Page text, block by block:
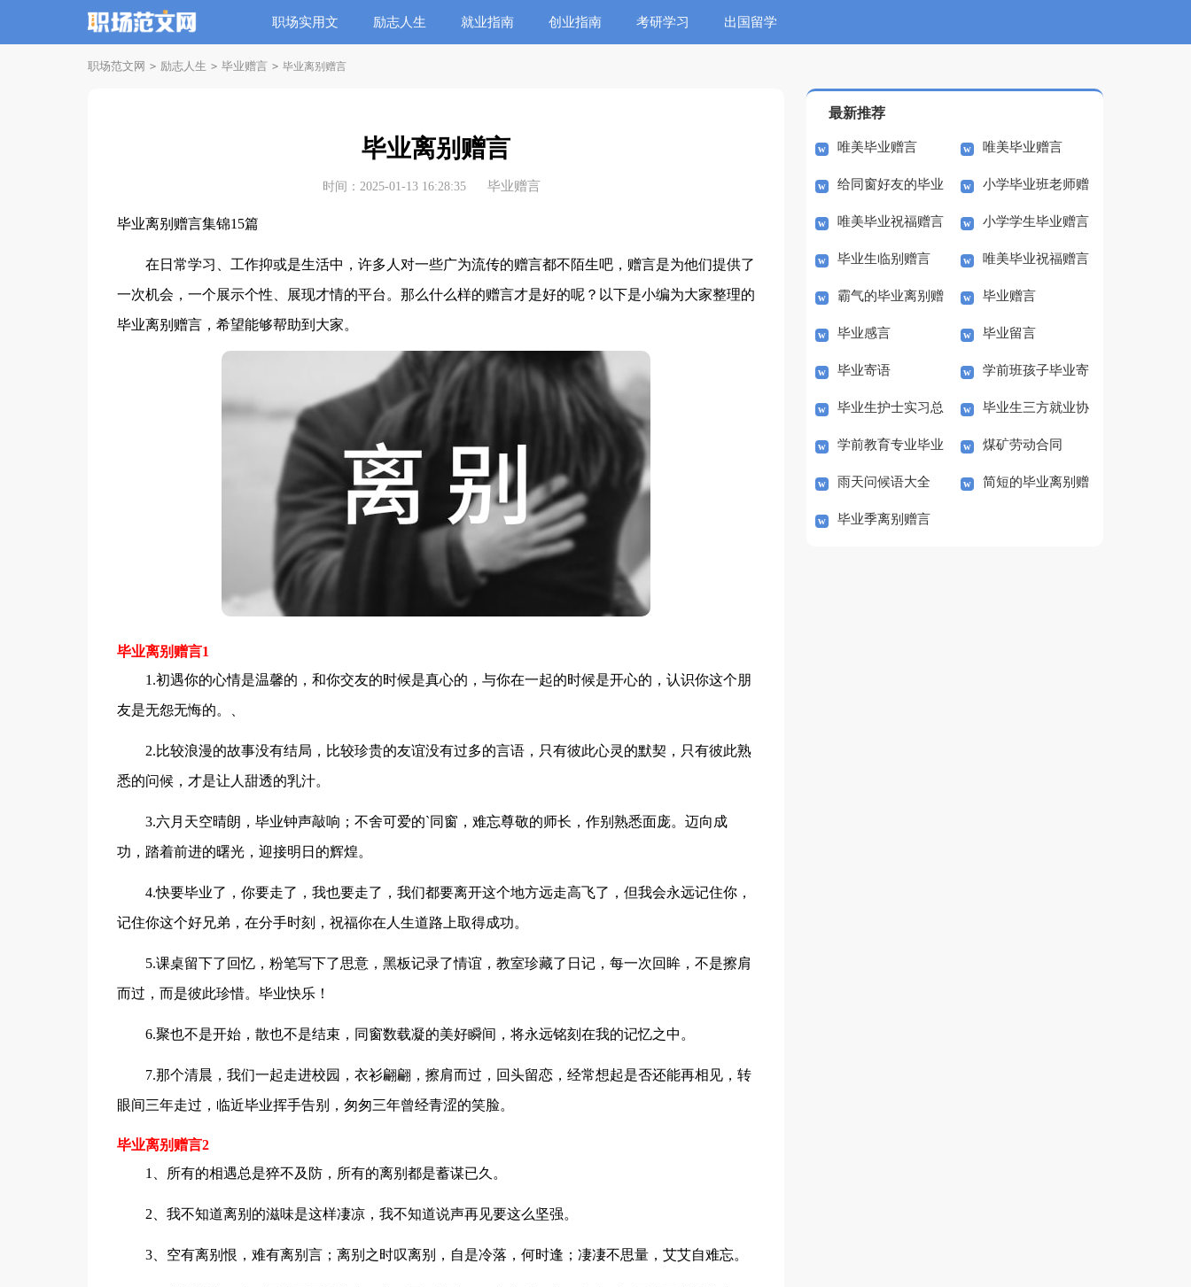
职场实用文 励志人生 就业指南 创业指南 考研学习 出国留学
职场范文网 > 励志人生 > 毕业赠言 > 毕业离别赠言
毕业离别赠言
时间：2025-01-13 16:28:35 毕业赠言
毕业离别赠言集锦15篇
在日常学习、工作抑或是生活中，许多人对一些广为流传的赠言都不陌生吧，赠言是为他们提供了
一次机会，一个展示个性、展现才情的平台。那么什么样的赠言才是好的呢？以下是小编为大家整理的
毕业离别赠言，希望能够帮助到大家。
毕业离别赠言1
1.初遇你的心情是温馨的，和你交友的时候是真心的，与你在一起的时候是开心的，认识你这个朋
友是无怨无悔的。、
2.比较浪漫的故事没有结局，比较珍贵的友谊没有过多的言语，只有彼此心灵的默契，只有彼此熟
悉的问候，才是让人甜透的乳汁。
3.六月天空晴朗，毕业钟声敲响；不舍可爱的`同窗，难忘尊敬的师长，作别熟悉面庞。迈向成
功，踏着前进的曙光，迎接明日的辉煌。
4.快要毕业了，你要走了，我也要走了，我们都要离开这个地方远走高飞了，但我会永远记住你，
记住你这个好兄弟，在分手时刻，祝福你在人生道路上取得成功。
5.课桌留下了回忆，粉笔写下了思意，黑板记录了情谊，教室珍藏了日记，每一次回眸，不是擦肩
而过，而是彼此珍惜。毕业快乐！
6.聚也不是开始，散也不是结束，同窗数载凝的美好瞬间，将永远铭刻在我的记忆之中。
7.那个清晨，我们一起走进校园，衣衫翩翩，擦肩而过，回头留恋，经常想起是否还能再相见，转
眼间三年走过，临近毕业挥手告别，匆匆三年曾经青涩的笑脸。
毕业离别赠言2
1、所有的相遇总是猝不及防，所有的离别都是蓄谋已久。
2、我不知道离别的滋味是这样凄凉，我不知道说声再见要这么坚强。
3、空有离别恨，难有离别言；离别之时叹离别，自是冷落，何时逢；凄凄不思量，艾艾自难忘。
最新推荐
唯美毕业赠言 唯美毕业赠言
给同窗好友的毕业
赠言
小学毕业班老师赠
言
唯美毕业祝福赠言 小学学生毕业赠言
毕业生临别赠言 唯美毕业祝福赠言
霸气的毕业离别赠
言
毕业赠言
毕业感言 毕业留言
毕业寄语 学前班孩子毕业寄
语
毕业生护士实习总
结范文
毕业生三方就业协
议书
学前教育专业毕业
生就业情况调研报告范
文
煤矿劳动合同
雨天问候语大全 简短的毕业离别赠
毕业季离别赠言